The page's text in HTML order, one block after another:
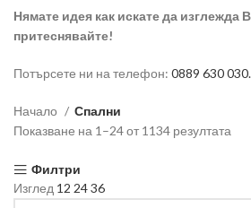
Нямате идея как искате да изглежда
притеснявайте!
Потърсете ни на телефон: 0889 630 030.
Начало
Спални
Показване на 1–24 от 1134 резултата
Филтри
Изглед 12 2436